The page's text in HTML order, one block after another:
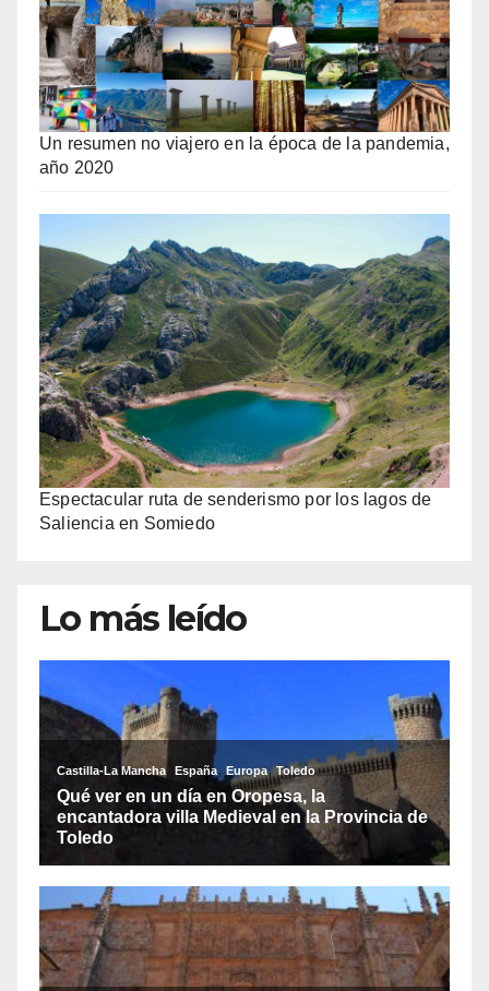
Un resumen no viajero en la época de la pandemia,
año 2020
Espectacular ruta de senderismo por los lagos de
Saliencia en Somiedo
Lo más leído